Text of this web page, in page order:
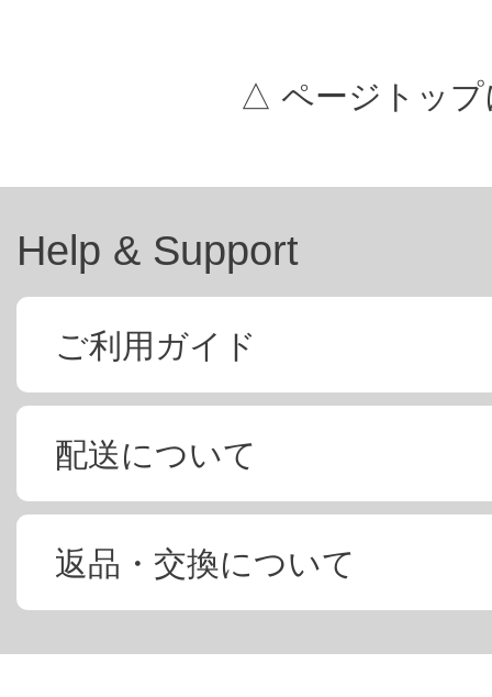
△ ページトップ
Help & Support
ご利用ガイド
配送について
返品・交換について